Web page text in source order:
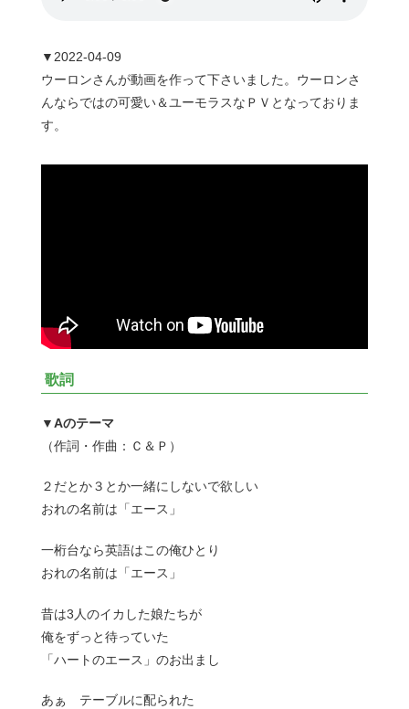
▼2022-04-09
ウーロンさんが動画を作って下さいました。ウーロンさ
んならではの可愛い＆ユーモラスなＰＶとなっておりま
す。
歌詞
▼Aのテーマ
（作詞・作曲：Ｃ＆Ｐ）
２だとか３とか一緒にしないで欲しい
おれの名前は「エース」
一桁台なら英語はこの俺ひとり
おれの名前は「エース」
昔は3人のイカした娘たちが
俺をずっと待っていた
「ハートのエース」のお出まし
あぁ テーブルに配られた